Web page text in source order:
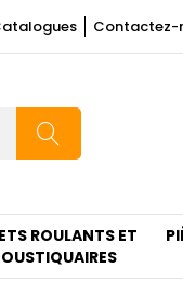
Contactez-
ROULANTS ET